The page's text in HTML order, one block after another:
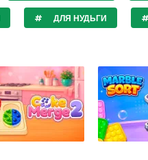
ДЛЯ НУДЬГИ